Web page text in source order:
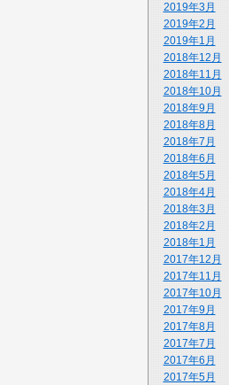
2019年3月
2019年2月
2019年1月
2018年12月
2018年11月
2018年10月
2018年9月
2018年8月
2018年7月
2018年6月
2018年5月
2018年4月
2018年3月
2018年2月
2018年1月
2017年12月
2017年11月
2017年10月
2017年9月
2017年8月
2017年7月
2017年6月
2017年5月